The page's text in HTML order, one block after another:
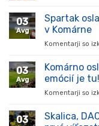
03
Avg
Spartak
v Komárne
Komentarji so
03
Avg
Komárno
emócií je tu!
Komentarji so
03
Skalica,